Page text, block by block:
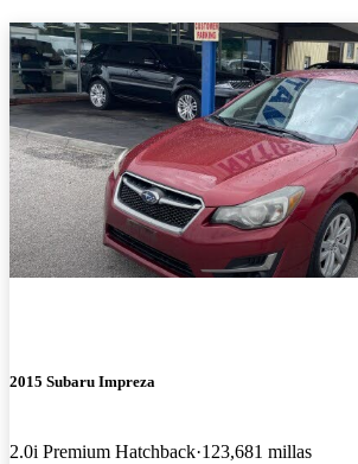
2015 Subaru Impreza
2.0i Premium Hatchback 123,681 millas